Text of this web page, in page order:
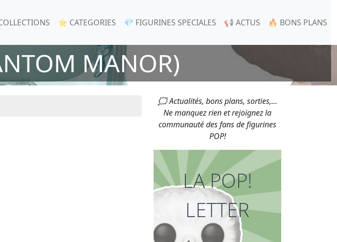
⭐ CATEGORIES 💎 FIGURINES SPECIALES 📢 ACTUS 🔥 BONS PLANS
MANOR)
🗯 Actualités, bons plans, sorties,...
Ne manquez rien et rejoignez la
communauté des fans de figurines
POP!
LA POP!
LETTER